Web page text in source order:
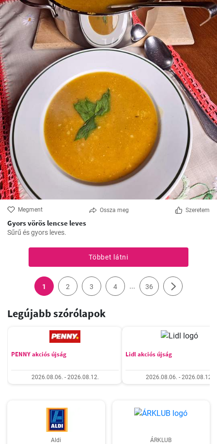
Megment Ossza meg Szeretem
Gyors vörös lencse leves
Sűrű és gyors leves.
Többet látni
1 2 3 4 ... 36
Legújabb szórólapok
PENNY akciós újság
2026.08.06. - 2026.08.12.
Lidl akciós újság
2026.08.06. - 2026.08.12.
Aldi ÁRKLUB